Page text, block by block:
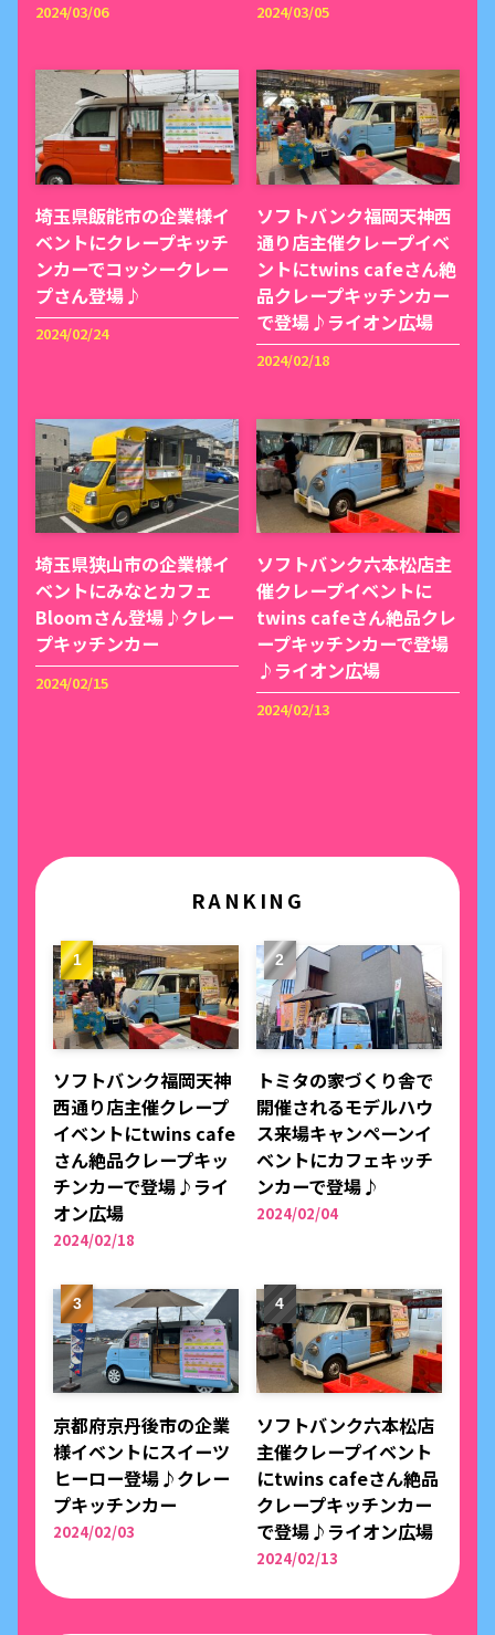
2024/03/06 2024/03/05
埼玉県飯能市の企業様イ
ベントにクレープキッチ
ンカーでコッシークレー
プさん登場♪
2024/02/24
ソフトバンク福岡天神西
通り店主催クレープイベ
ントにtwins cafeさん絶
品クレープキッチンカー
で登場♪ライオン広場
2024/02/18
埼玉県狭山市の企業様イ
ベントにみなとカフェ
Bloomさん登場♪クレー
プキッチンカー
2024/02/15
ソフトバンク六本松店主
催クレープイベントに
twins cafeさん絶品クレ
ープキッチンカーで登場
♪ライオン広場
2024/02/13
RANKING
ソフトバンク福岡天神
西通り店主催クレープ
イベントにtwins cafe
さん絶品クレープキッ
チンカーで登場♪ライ
オン広場
2024/02/18
トミタの家づくり舎で
開催されるモデルハウ
ス来場キャンペーンイ
ベントにカフェキッチ
ンカーで登場♪
2024/02/04
京都府京丹後市の企業
様イベントにスイーツ
ヒーロー登場♪クレー
プキッチンカー
2024/02/03
ソフトバンク六本松店
主催クレープイベント
にtwins cafeさん絶品
クレープキッチンカー
で登場♪ライオン広場
2024/02/13